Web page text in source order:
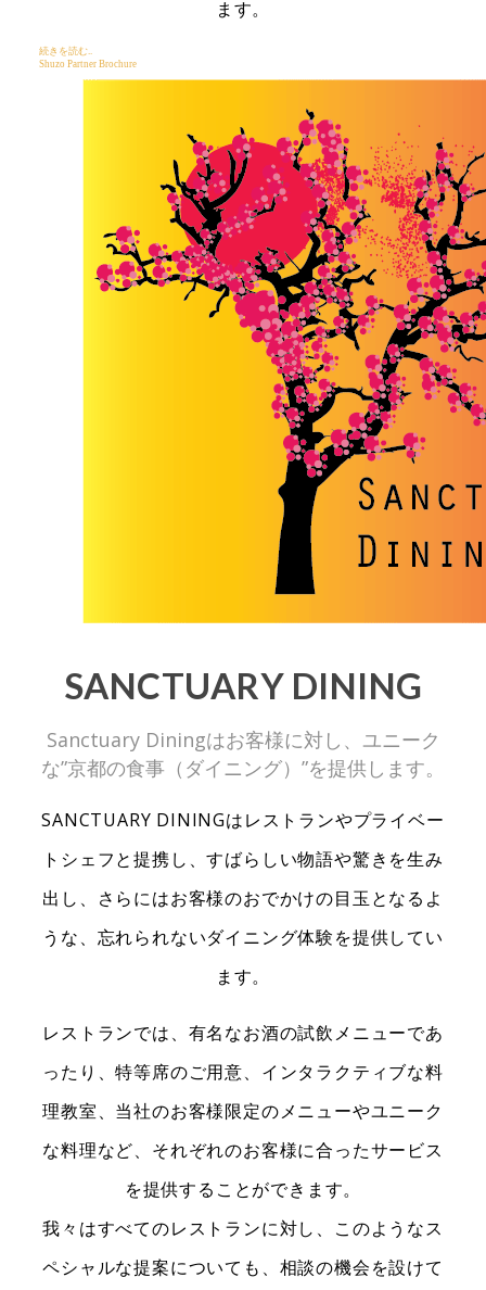
ます。
続きを読む..
Shuzo Partner Brochure
SANCTUARY DINING
Sanctuary Diningはお客様に対し、ユニーク
な”京都の食事（ダイニング）”を提供します。
SANCTUARY DININGはレストランやプライベー
トシェフと提携し、すばらしい物語や驚きを生み
出し、さらにはお客様のおでかけの目玉となるよ
うな、忘れられないダイニング体験を提供してい
ます。
レストランでは、有名なお酒の試飲メニューであ
ったり、特等席のご用意、インタラクティブな料
理教室、当社のお客様限定のメニューやユニーク
な料理など、それぞれのお客様に合ったサービス
を提供することができます。
我々はすべてのレストランに対し、このようなス
ペシャルな提案についても、相談の機会を設けて